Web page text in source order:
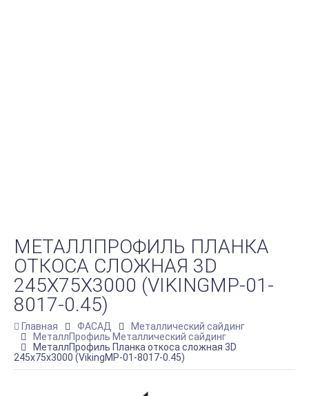
МЕТАЛЛПРОФИЛЬ ПЛАНКА
ОТКОСА СЛОЖНАЯ 3D
245Х75Х3000 (VIKINGMP-01-
8017-0.45)
Главная ФАСАД
Металлический сайдинг
МеталлПрофиль Металлический сайдинг
МеталлПрофиль Планка откоса сложная 3D
245х75х3000 (VikingMP-01-8017-0.45)